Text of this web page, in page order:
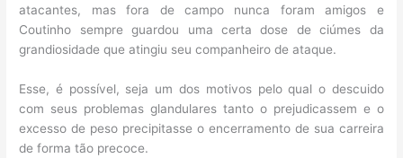
atacantes, mas fora de campo nunca foram amigos e
Coutinho sempre guardou uma certa dose de ciúmes da
grandiosidade que atingiu seu companheiro de ataque.
Esse, é possível, seja um dos motivos pelo qual o descuido
com seus problemas glandulares tanto o prejudicassem e o
excesso de peso precipitasse o encerramento de sua carreira
de forma tão precoce.